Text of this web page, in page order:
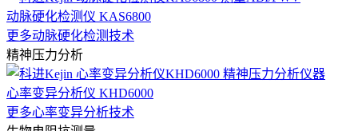
动脉硬化检测仪 KAS6800
更多动脉硬化检测技术
精神压力分析
心率变异分析仪 KHD6000
更多心率变异分析技术